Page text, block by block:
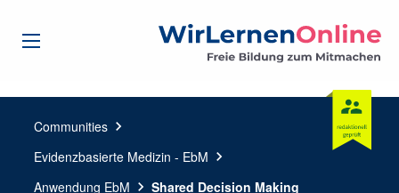
Communities chevron_right
Evidenzbasierte Medizin - EbM chevron_right
Anwendung EbM chevron_right Shared Decision Making